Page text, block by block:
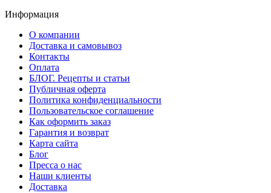
Информация
О компании
Доставка и самовывоз
Контакты
Оплата
БЛОГ. Рецепты и статьи
Публичная оферта
Политика конфиденциальности
Пользовательское соглашение
Как оформить заказ
Гарантия и возврат
Карта сайта
Блог
Пресса о нас
Наши клиенты
Доставка